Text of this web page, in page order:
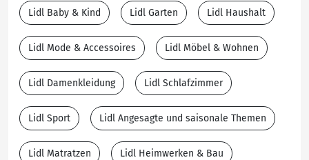
Lidl Baby & Kind Lidl Garten Lidl Haushalt
Lidl Mode & Accessoires Lidl Möbel & Wohnen
Lidl Damenkleidung Lidl Schlafzimmer
Lidl Sport Lidl Angesagte und saisonale Themen
Lidl Matratzen Lidl Heimwerken & Bau